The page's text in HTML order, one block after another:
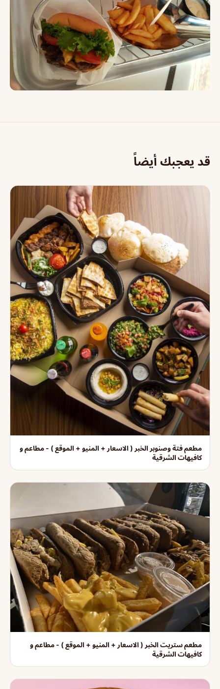
قد يعجبك أيضاً
مطعم فتة وصنوبر الخبر ( الاسعار + المنيو + الموقع ) - مطاعم و
كافيهات الشرقية
مطعم ستريت الخبر ( الاسعار + المنيو + الموقع ) - مطاعم و
كافيهات الشرقية